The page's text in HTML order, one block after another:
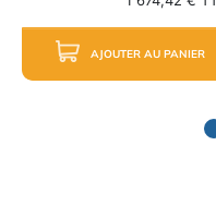
AJOUTER AU PANIER